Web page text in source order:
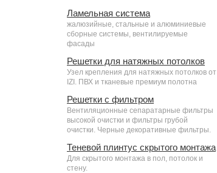
Ламельная система
жалюзийные, стальные и алюминиевые
сборные системы, вентилируемые
фасады
Решетки для натяжных потолков
Узел крепления для натяжных потолков от
IZI. ПВХ и тканевые премиум полотна
Решетки с фильтром
Вентиляционные сепаратарные фильтры
высокой очистки и фильтры грубой
очистки. Черные декоративные фильтры.
Теневой плинтус скрытого монтажа
Для скрытого монтажа в пол, потолок и
стену.